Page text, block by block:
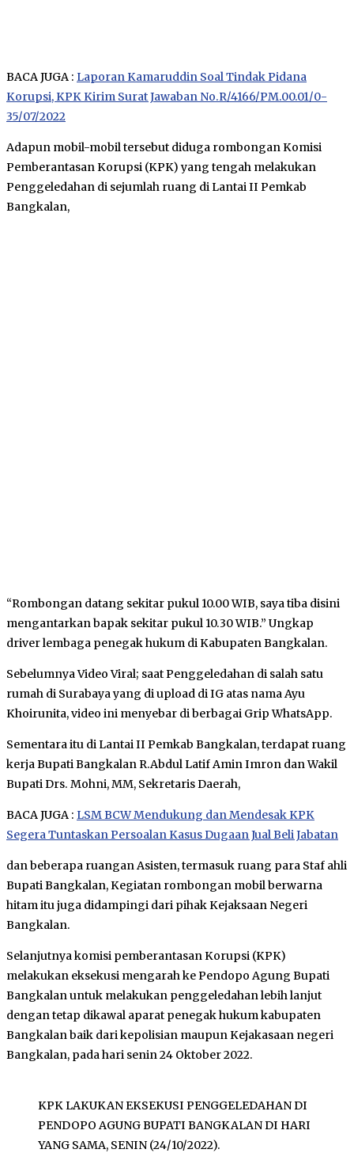
BACA JUGA : Laporan Kamaruddin Soal Tindak Pidana
Korupsi, KPK Kirim Surat Jawaban No.R/4166/PM.00.01/0-
35/07/2022
Adapun mobil-mobil tersebut diduga rombongan Komisi
Pemberantasan Korupsi (KPK) yang tengah melakukan
Penggeledahan di sejumlah ruang di Lantai II Pemkab
Bangkalan,
“Rombongan datang sekitar pukul 10.00 WIB, saya tiba disini
mengantarkan bapak sekitar pukul 10.30 WIB.” Ungkap
driver lembaga penegak hukum di Kabupaten Bangkalan.
Sebelumnya Video Viral; saat Penggeledahan di salah satu
rumah di Surabaya yang di upload di IG atas nama Ayu
Khoirunita, video ini menyebar di berbagai Grip WhatsApp.
Sementara itu di Lantai II Pemkab Bangkalan, terdapat ruang
kerja Bupati Bangkalan R.Abdul Latif Amin Imron dan Wakil
Bupati Drs. Mohni, MM, Sekretaris Daerah,
BACA JUGA : LSM BCW Mendukung dan Mendesak KPK
Segera Tuntaskan Persoalan Kasus Dugaan Jual Beli Jabatan
dan beberapa ruangan Asisten, termasuk ruang para Staf ahli
Bupati Bangkalan, Kegiatan rombongan mobil berwarna
hitam itu juga didampingi dari pihak Kejaksaan Negeri
Bangkalan.
Selanjutnya komisi pemberantasan Korupsi (KPK)
melakukan eksekusi mengarah ke Pendopo Agung Bupati
Bangkalan untuk melakukan penggeledahan lebih lanjut
dengan tetap dikawal aparat penegak hukum kabupaten
Bangkalan baik dari kepolisian maupun Kejakasaan negeri
Bangkalan, pada hari senin 24 Oktober 2022.
KPK LAKUKAN EKSEKUSI PENGGELEDAHAN DI
PENDOPO AGUNG BUPATI BANGKALAN DI HARI
YANG SAMA, SENIN (24/10/2022).